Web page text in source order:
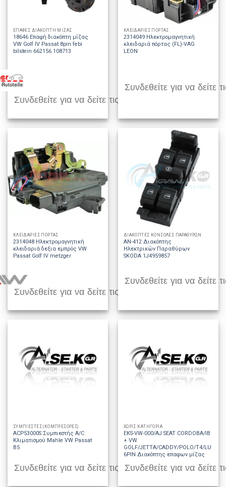
ΕΠΑΦΕΣ ΔΙΑΚΟΠΤΗ ΜΙΖΑΣ
18646 Επαφή διακόπτη μίζας
VW Golf IV Passat 8pin febi
bilstein 662156 108713
Συνδεθείτε για να δείτε τις τιμές
ΚΛΕΙΔΑΡΙΕΣ ΠΟΡΤΑΣ
2314049 Ηλεκτρομαγνητική
κλειδαριά πόρτας (FL)-VAG
LEON
Συνδεθείτε για να δείτε
ΚΛΕΙΔΑΡΙΕΣ ΠΟΡΤΑΣ
2314048 Ηλεκτρομαγνητική
κλειδαριά δεξια εμπρός VW
Passat Golf IV metzger
Συνδεθείτε για να δείτε τις τιμές
ΔΙΑΚΟΠΤΕΣ ΚΟΝΣΟΛΕΣ ΠΑΡΑΘΥΡΩΝ
AN-412 Διακόπτης
Ηλεκτρικών Παραθύρων
SKODA 1J4959857
Συνδεθείτε για να δείτε
ΣΥΜΠΙΕΣΤΕΣ (ΚΟΜΠΡΕΣΟΡΕΣ)
ACP53000S Συμπιεστής A/C
Κλιματισμού Mahle VW Passat
B5
Συνδεθείτε για να δείτε τις τιμές
ΧΩΡΊΣ ΚΑΤΗΓΟΡΊΑ
EKS-VW-000/AJ SEAT CORDOBA/IBIZA
+ VW
GOLF/JETTA/CADDY/POLO/T4/LUPO
6PIN Διακόπτης επαφων μίζας
Συνδεθείτε για να δείτε